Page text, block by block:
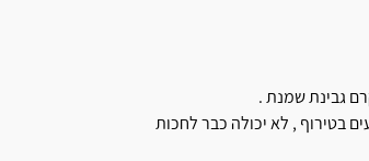
גבינת שמנת .
בטירוף , לא יכולה כבר לחכות